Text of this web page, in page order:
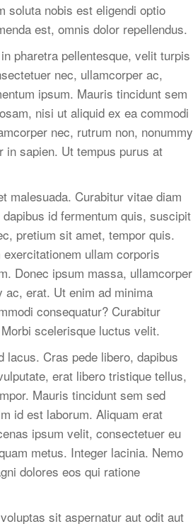
soluta nobis est eligendi optio
est, omnis dolor repellendus.
pharetra pellentesque, velit turpis
nec, ullamcorper ac,
ipsum. Mauris tincidunt sem
nisi ut aliquid ex ea commodi
nec, rutrum non, nonummy
in sapien. Ut tempus purus at
malesuada. Curabitur vitae diam
id fermentum quis, suscipit
pretium sit amet, tempor quis.
ullam corporis
Donec ipsum massa, ullamcorper
erat. Ut enim ad minima
consequatur? Curabitur
scelerisque luctus velit.
Cras pede libero, dapibus
erat libero tristique tellus,
Mauris tincidunt sem sed
id est laborum. Aliquam erat
ipsum velit, consectetuer eu
metus. Integer lacinia. Nemo
dolores eos qui ratione
sit aspernatur aut odit aut